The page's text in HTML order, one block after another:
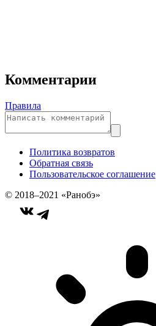
Комментарии
Правила
Политика возвратов
Обратная связь
Пользовательское соглашение
© 2018–2021 «Ранобэ»